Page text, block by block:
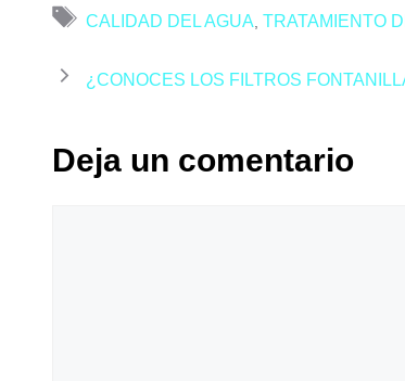
Etiquetas
CALIDAD DEL AGUA, TRATAMIENTO
¿CONOCES LOS FILTROS
Deja un comentario